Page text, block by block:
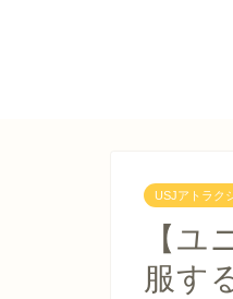
USJアトラク
【
服す